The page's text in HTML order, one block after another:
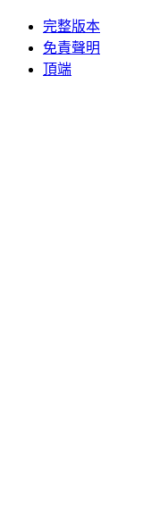
完整版本
免責聲明
頂端